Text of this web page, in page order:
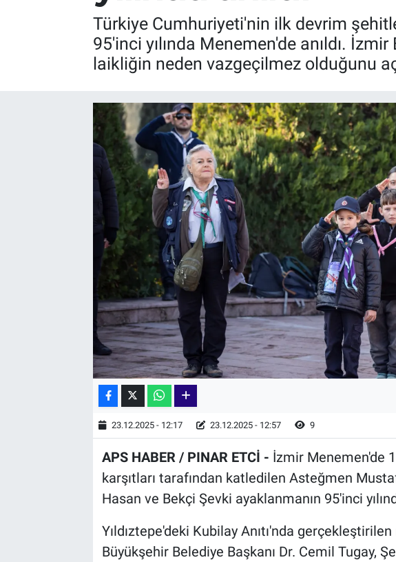
Türkiye Cumhuriyeti'nin ilk devrim
95'inci yılında Menemen'de anıldı.
laikliğin neden vazgeçilmez olduğunu
23.12.2025 - 12:17 23.12.2025 - 12:57 9
APS HABER / PINAR ETCİ - İzmir Menemen'de
karşıtları tarafından katledilen Asteğmen
Hasan ve Bekçi Şevki ayaklanmanın 95'inci
Yıldıztepe'deki Kubilay Anıtı'nda
Büyükşehir Belediye Başkanı Dr. Cemil Tugay,